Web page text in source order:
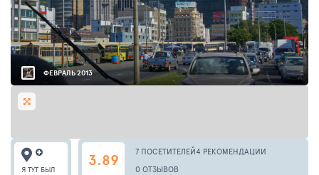
ФЕВРАЛЬ 2013
3.89 7 ПОСЕТИТЕЛЕЙ4 РЕКОМЕНДАЦИИ
0 ОТЗЫВОВ
Я ТУТ БЫЛ